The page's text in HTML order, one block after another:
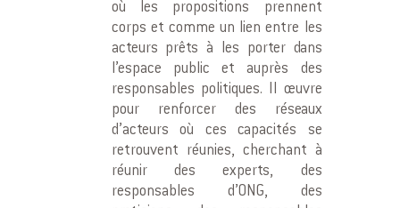
où les propositions prennent
corps et comme un lien entre les
acteurs prêts à les porter dans
l’espace public et auprès des
responsables politiques. Il œuvre
pour renforcer des réseaux
d’acteurs où ces capacités se
retrouvent réunies, cherchant à
réunir des experts, des
responsables d’ONG, des